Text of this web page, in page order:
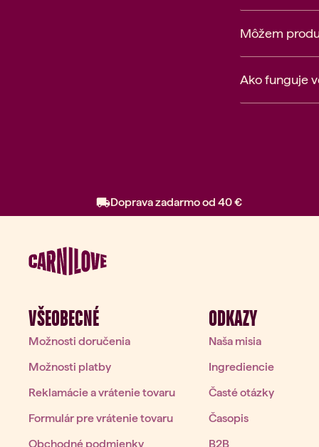
Môžem
Ako funguje
Doprava zadarmo od 40 €
VŠEOBECNÉ
Možnosti doručenia
Možnosti platby
Reklamácie a vrátenie tovaru
Formulár pre vrátenie tovaru
Obchodné podmienky
ODKAZY
Naša misia
Ingrediencie
Časté otázky
Časopis
B2B